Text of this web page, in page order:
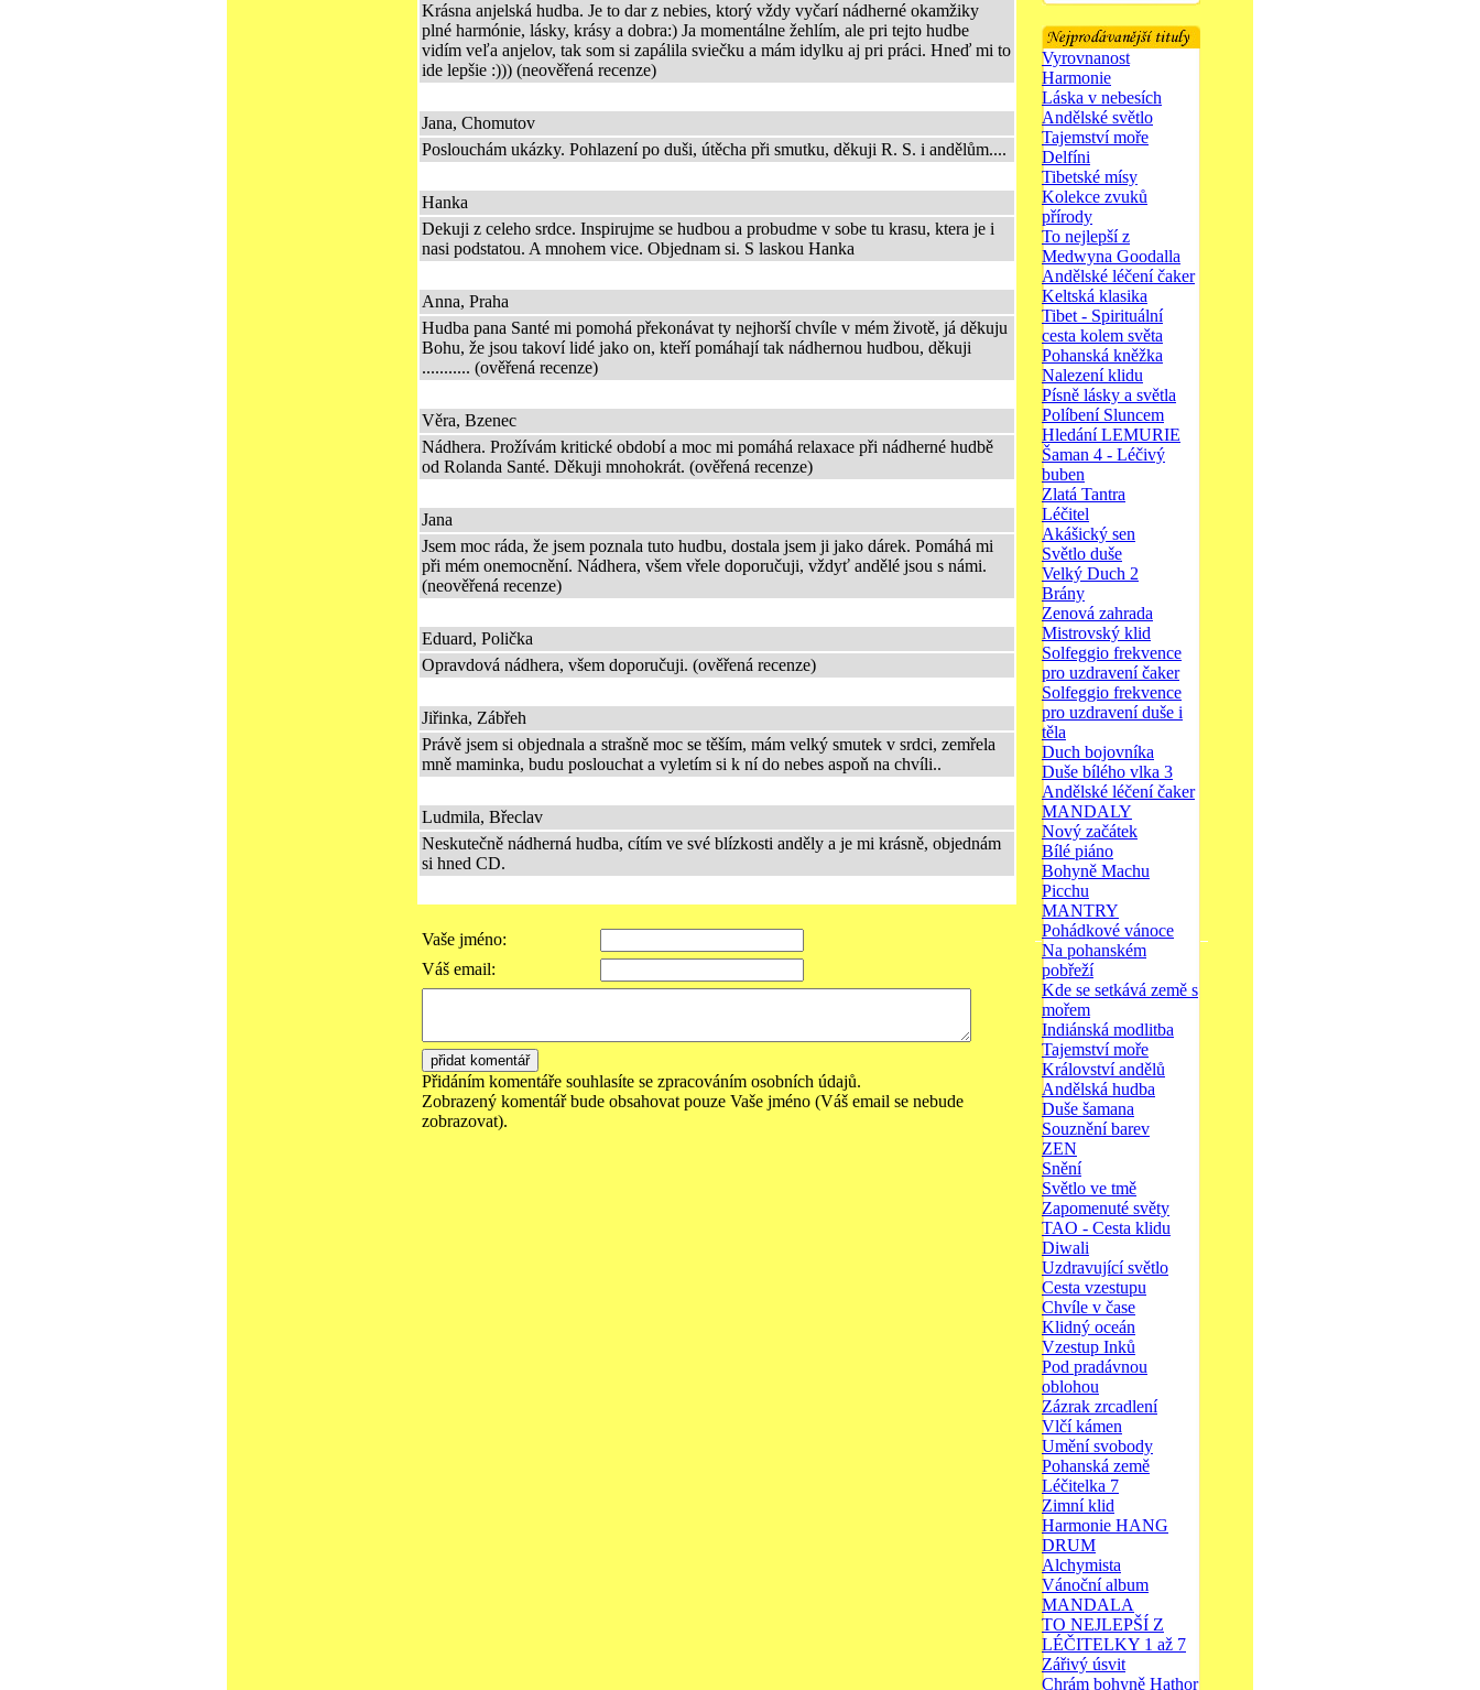
Krásna anjelská hudba. Je to dar z nebies, ktorý vždy vyčarí nádherné okamžiky
plné harmónie, lásky, krásy a dobra:) Ja momentálne žehlím, ale pri tejto hudbe
vidím veľa anjelov, tak som si zapálila sviečku a mám idylku aj pri práci. Hneď mi to
ide lepšie :))) (neověřená recenze)
Jana, Chomutov
Poslouchám ukázky. Pohlazení po duši, útěcha při smutku, děkuji R. S. i andělům....
Hanka
Dekuji z celeho srdce. Inspirujme se hudbou a probudme v sobe tu krasu, ktera je i
nasi podstatou. A mnohem vice. Objednam si. S laskou Hanka
Anna, Praha
Hudba pana Santé mi pomohá překonávat ty nejhorší chvíle v mém životě, já děkuju
Bohu, že jsou takoví lidé jako on, kteří pomáhají tak nádhernou hudbou, děkuji
........... (ověřená recenze)
Věra, Bzenec
Nádhera. Prožívám kritické období a moc mi pomáhá relaxace při nádherné hudbě
od Rolanda Santé. Děkuji mnohokrát. (ověřená recenze)
Jana
Jsem moc ráda, že jsem poznala tuto hudbu, dostala jsem ji jako dárek. Pomáhá mi
při mém onemocnění. Nádhera, všem vřele doporučuji, vždyť andělé jsou s námi.
(neověřená recenze)
Eduard, Polička
Opravdová nádhera, všem doporučuji. (ověřená recenze)
Jiřinka, Zábřeh
Právě jsem si objednala a strašně moc se těším, mám velký smutek v srdci, zemřela
mně maminka, budu poslouchat a vyletím si k ní do nebes aspoň na chvíli..
Ludmila, Břeclav
Neskutečně nádherná hudba, cítím ve své blízkosti anděly a je mi krásně, objednám
si hned CD.
Vaše jméno:
Váš email:
Přidáním komentáře souhlasíte se zpracováním osobních údajů.
Zobrazený komentář bude obsahovat pouze Vaše jméno (Váš email se nebude
zobrazovat).
Vyrovnanost
Harmonie
Láska v nebesích
Andělské světlo
Tajemství moře
Delfíni
Tibetské mísy
Kolekce zvuků
přírody
To nejlepší z
Medwyna Goodalla
Andělské léčení čaker
Keltská klasika
Tibet - Spirituální
cesta kolem světa
Pohanská kněžka
Nalezení klidu
Písně lásky a světla
Políbení Sluncem
Hledání LEMURIE
Šaman 4 - Léčivý
buben
Zlatá Tantra
Léčitel
Akášický sen
Světlo duše
Velký Duch 2
Brány
Zenová zahrada
Mistrovský klid
Solfeggio frekvence
pro uzdravení čaker
Solfeggio frekvence
pro uzdravení duše i
těla
Duch bojovníka
Duše bílého vlka 3
Andělské léčení čaker
MANDALY
Nový začátek
Bílé piáno
Bohyně Machu
Picchu
MANTRY
Pohádkové vánoce
Na pohanském
pobřeží
Kde se setkává země s
mořem
Indiánská modlitba
Tajemství moře
Království andělů
Andělská hudba
Duše šamana
Souznění barev
ZEN
Snění
Světlo ve tmě
Zapomenuté světy
TAO - Cesta klidu
Diwali
Uzdravující světlo
Cesta vzestupu
Chvíle v čase
Klidný oceán
Vzestup Inků
Pod pradávnou
oblohou
Zázrak zrcadlení
Vlčí kámen
Umění svobody
Pohanská země
Léčitelka 7
Zimní klid
Harmonie HANG
DRUM
Alchymista
Vánoční album
MANDALA
TO NEJLEPŠÍ Z
LÉČITELKY 1 až 7
Zářivý úsvit
Chrám bohyně Hathor